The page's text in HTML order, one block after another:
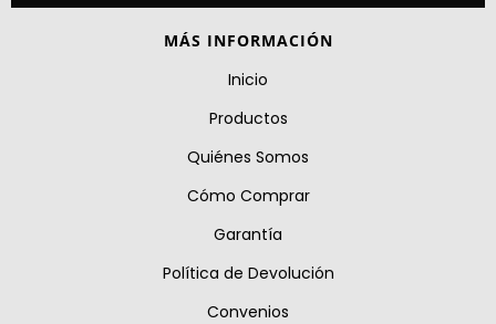
MÁS INFORMACIÓN
Inicio
Productos
Quiénes Somos
Cómo Comprar
Garantía
Política de Devolución
Convenios